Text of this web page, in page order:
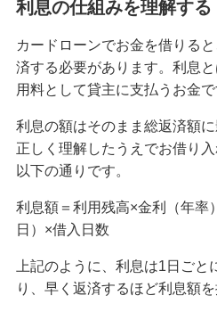
カードローン返済が終わ
ブライダルローンとは？
を抑える方法を解説
みずほ リ・バース60
多目的ローン
教育ローン
利息の仕組みを理解する
カードローンでお金を借りる
済する必要があります。利息
用料として貸主に支払うお金で
利息の額はそのまま総返済額
正しく理解したうえでお借り
以下の通りです。
利息額＝利用残高×金利（年率
日）×借入日数
上記のように、利息は1日ごと
り、早く返済するほど利息額